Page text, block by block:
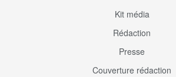
Kit média
Rédaction
Presse
Couverture rédaction